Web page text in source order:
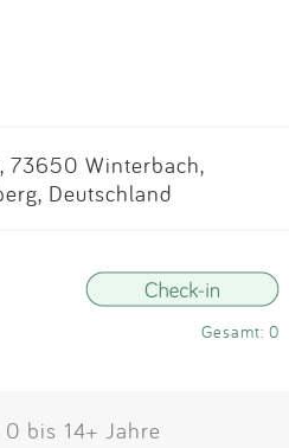
73650 Winterbach,
Deutschland
Gesamt: 0
0 bis 14+ Jahre